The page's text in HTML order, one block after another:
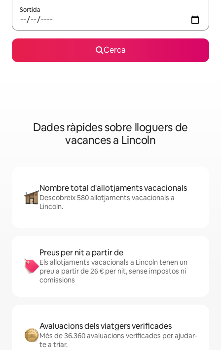
Sortida
Cerca
Dades ràpides sobre lloguers de
vacances a Lincoln
Nombre total d'allotjaments vacacionals
Descobreix 580 allotjaments vacacionals a
Lincoln.
Preus per nit a partir de
Els allotjaments vacacionals a Lincoln tenen un
preu a partir de 26 € per nit, sense impostos ni
comissions
Avaluacions dels viatgers verificades
Més de 36.360 avaluacions verificades per ajudar-
te a triar.